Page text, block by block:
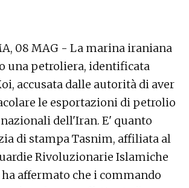
08 MAG - La marina iraniana
una petroliera, identificata
accusata dalle autorità di aver
le esportazioni di petrolio
dell'Iran. E' quanto
di stampa Tasnim, affiliata al
Rivoluzionarie Islamiche
affermato che i commando